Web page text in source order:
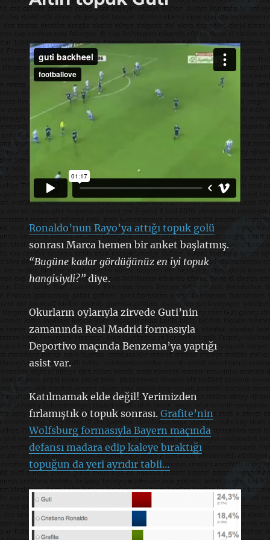
Ronaldo’nun Rayo’ya attığı topuk golü
sonrası Marca hemen bir anket başlatmış.
“Bugüne kadar gördüğünüz en iyi topuk
hangisiydi?”diye.
Okurların oylarıyla zirvede Guti’nin
zamanında Real Madrid formasıyla
Deportivo maçında Benzema’ya yaptığı
asist var.
Katılmamak elde değil! Yerimizden
fırlamıştık o topuk sonrası. Grafite’nin
Wolfsburg formasıyla Bayern maçında
defansı madara edip kaleye bıraktığı
topuğun da yeri ayrıdır tabii…